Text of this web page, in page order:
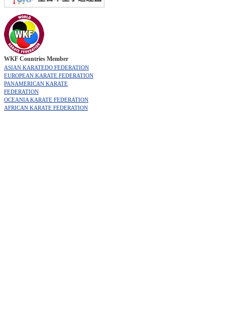
WKF Countries Member
ASIAN KARATEDO FEDERATION
EUROPEAN KARATE FEDERATION
PANAMERICAN KARATE
FEDERATION
OCEANIA KARATE FEDERATION
AFRICAN KARATE FEDERATION